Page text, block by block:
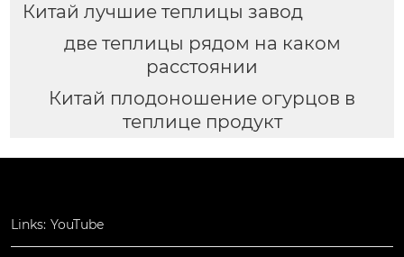
Китай лучшие теплицы завод
две теплицы рядом на каком
расстоянии
Китай плодоношение огурцов в
теплице продукт
Links: YouTube